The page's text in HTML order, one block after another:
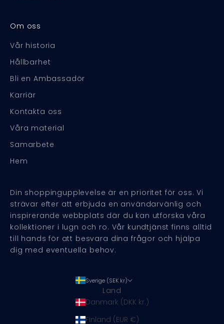
Om oss
Vår historia
Hållbarhet
Bli en Ambassadör
Karriär
Kontakta oss
Våra material
Samarbete
Hem
Din shoppingupplevelse är en prioritet för oss. Vi
strävar efter att erbjuda en användarvänlig och
inspirerande webbplats där du kan utforska våra
kollektioner i lugn och ro. Vår kundtjänst finns alltid
till hands för att besvara dina frågor och hjälpa
dig med eventuella behov.
Sverige (SEK kr)
Land
Danmark (DKK kr.)
Finland (EUR €)